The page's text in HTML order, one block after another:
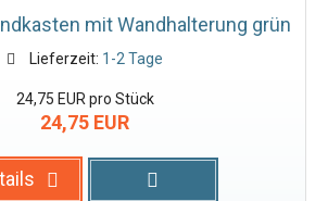
mit Wandhalterung grün
Lieferzeit: 1-2 Tage
24,75 EUR pro Stück
24,75 EUR